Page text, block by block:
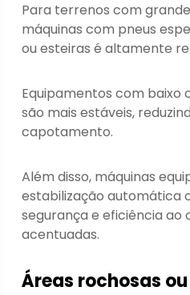
Para terrenos com
máquinas com pneus
ou esteiras é altamente
Equipamentos com baixo
são mais estáveis,
capotamento.
Além disso, máquinas
estabilização automática
segurança e eficiência ao
acentuadas.
Áreas rochosas